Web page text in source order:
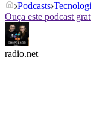
Podcasts
Ouça este podcast
radio.net